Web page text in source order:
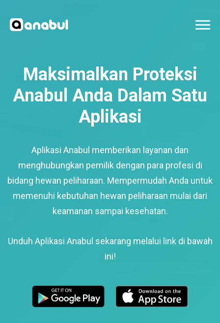
Maksimalkan Proteksi
Anabul Anda Dalam Satu
Aplikasi
Aplikasi Anabul memberikan layanan dan
menghubungkan pemilik dengan para profesi di
bidang hewan peliharaan. Mempermudah Anda untuk
memenuhi kebutuhan hewan peliharaan mulai dari
keamanan sampai kesehatan.
Unduh Aplikasi Anabul sekarang melalui link di bawah
ini!